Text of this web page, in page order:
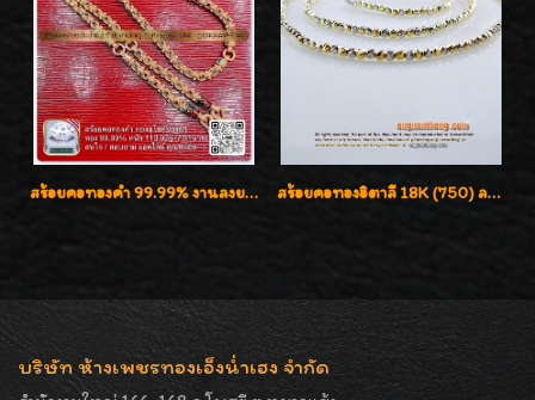
สร้อยคอทองคำ 99.99% งานลงยาสุโขทัยแท้ งานช่างทองโบราณ หรูหรา น่าสะสมค่ะ สร้อยคอทองอิตาลี 18K (750) ลายสวยตัดเหลี่ยมคมชัด ใส่สวยน่ารักค่ะ
บริษัท ห้างเพชรทองเอ็งน่ำเฮง จำกัด